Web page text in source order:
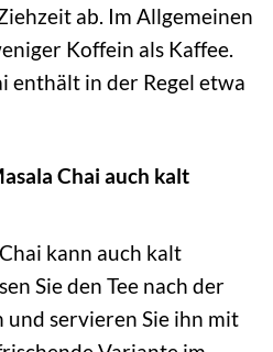
ab. Im Allgemeinen
Koffein als Kaffee.
enthält in der Regel etwa
Chai auch kalt
kann auch kalt
Sie den Tee nach der
servieren Sie ihn mit